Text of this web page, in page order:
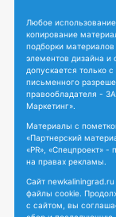
Любое
копирование
подборки материалов
элементов дизайна и
допускается только с
письменного
правообладателя -
Маркетинг».
Материалы с
«Партнерский
«PR», «Спецпроект» -
на правах рекламы.
Сайт newkaliningrad.ru
файлы cookie.
с сайтом, вы